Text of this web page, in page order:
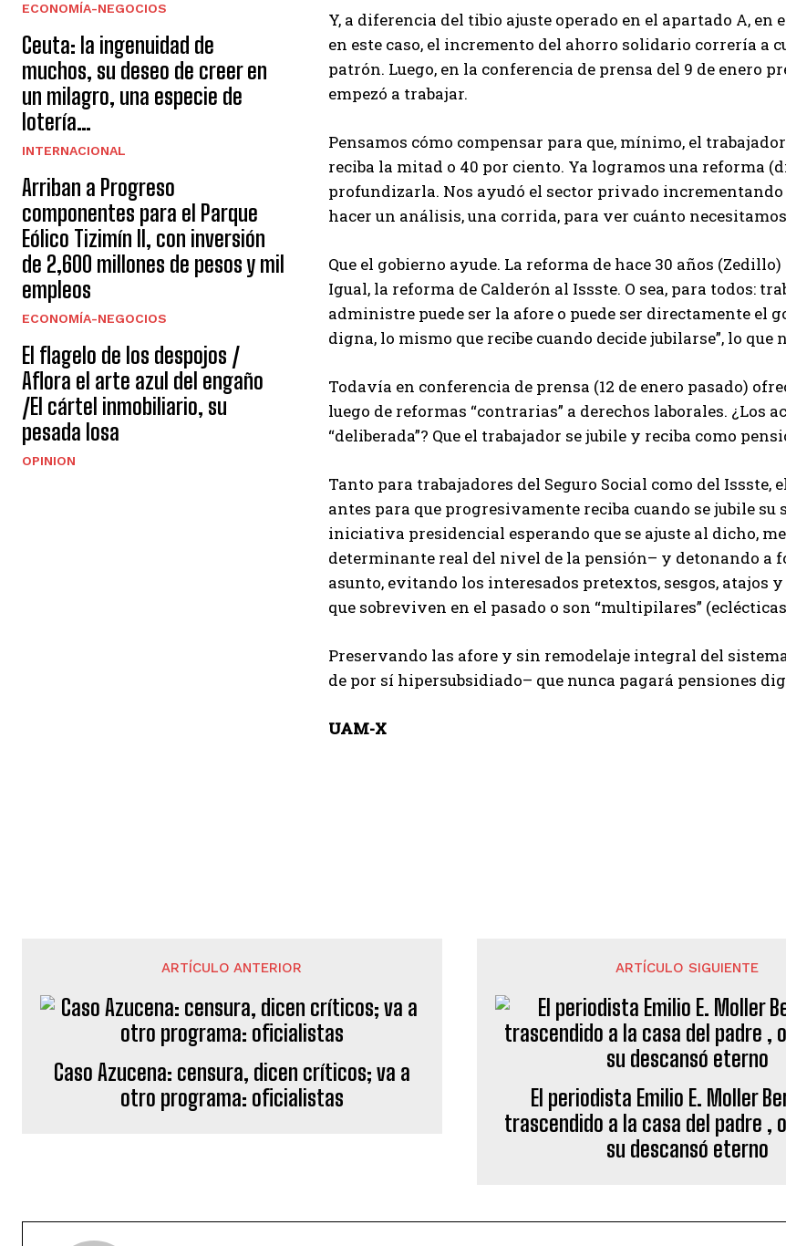
ECONOMÍA-NEGOCIOS
Ceuta: la ingenuidad de
muchos, su deseo de creer en
un milagro, una especie de
lotería…
INTERNACIONAL
Arriban a Progreso
componentes para el Parque
Eólico Tizimín II, con inversión
de 2,600 millones de pesos y mil
empleos
ECONOMÍA-NEGOCIOS
El flagelo de los despojos /
Aflora el arte azul del engaño
/El cártel inmobiliario, su
pesada losa
OPINION
Y, a diferencia del tibio ajuste operado en el apartado A,
en este caso, el incremento del ahorro solidario correría a
patrón. Luego, en la conferencia de prensa del 9 de enero
empezó a trabajar.
Pensamos cómo compensar para que, mínimo, el
reciba la mitad o 40 por ciento. Ya logramos una reforma
profundizarla. Nos ayudó el sector privado incrementando
hacer un análisis, una corrida, para ver cuánto
Que el gobierno ayude. La reforma de hace 30 años
Igual, la reforma de Calderón al Issste. O sea, para todos:
administre puede ser la afore o puede ser directamente el
digna, lo mismo que recibe cuando decide jubilarse”, lo que
Todavía en conferencia de prensa (12 de enero pasado)
luego de reformas “contrarias” a derechos laborales.
“deliberada”? Que el trabajador se jubile y reciba como
Tanto para trabajadores del Seguro Social como del
antes para que progresivamente reciba cuando se jubile
iniciativa presidencial esperando que se ajuste al dicho,
determinante real del nivel de la pensión– y detonando a
asunto, evitando los interesados pretextos, sesgos, atajos
que sobreviven en el pasado o son “multipilares”
Preservando las afore y sin remodelaje integral del
de por sí hipersubsidiado– que nunca pagará pensiones
UAM-X
ARTÍCULO ANTERIOR
Caso Azucena: censura, dicen críticos; va a
otro programa: oficialistas
ARTÍCULO SIGUIENTE
El periodista Emilio E. Moller
trascendido a la casa del padre ,
su descansó eterno